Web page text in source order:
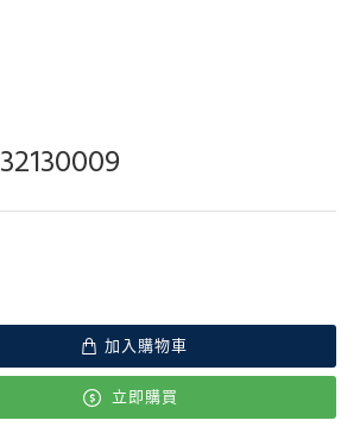
32130009
加入購物車
立即購買